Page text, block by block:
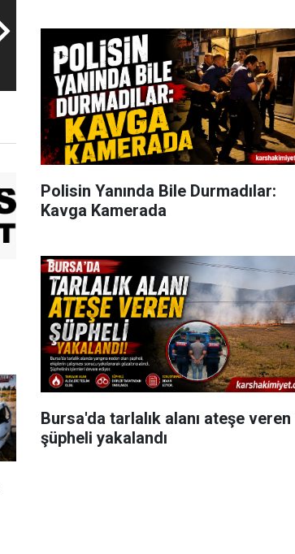
Polisin Yanında Bile Durmadılar:
Kavga Kamerada
Bursa'da tarlalık alanı ateşe veren
şüpheli yakalandı